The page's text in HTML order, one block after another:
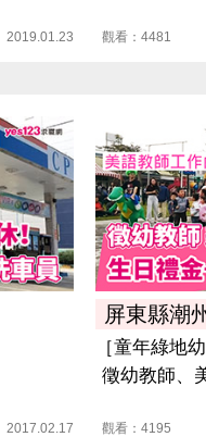
2019.01.23 觀看：4481
2017.02.17
屏東縣潮
［童年綠地
徵幼教師、
觀看：4195